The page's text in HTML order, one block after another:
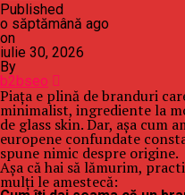
Published
o săptămână ago
on
iulie 30, 2026
By
b2bseo
Piața e plină de branduri
minimalist, ingrediente la
de glass skin. Dar, așa cum
europene confundate
spune nimic despre origine.
Așa că hai să lămurim,
mulți le amestecă: